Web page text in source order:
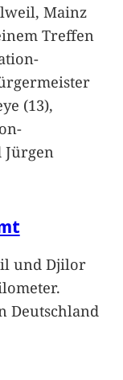
Mainz
Treffen
(13),
Jürgen
und Djilor
Deutschland